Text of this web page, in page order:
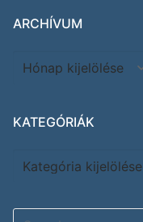
ARCHÍVUM
KATEGÓRIÁK